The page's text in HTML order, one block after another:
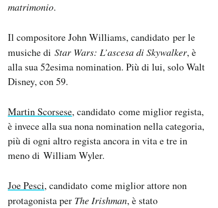
matrimonio.
Il compositore John Williams, candidato per le
musiche di Star Wars: L’ascesa di Skywalker, è
alla sua 52esima nomination. Più di lui, solo Walt
Disney, con 59.
Martin Scorsese, candidato come miglior regista,
è invece alla sua nona nomination nella categoria,
più di ogni altro regista ancora in vita e tre in
meno di William Wyler.
Joe Pesci, candidato come miglior attore non
protagonista per The Irishman, è stato